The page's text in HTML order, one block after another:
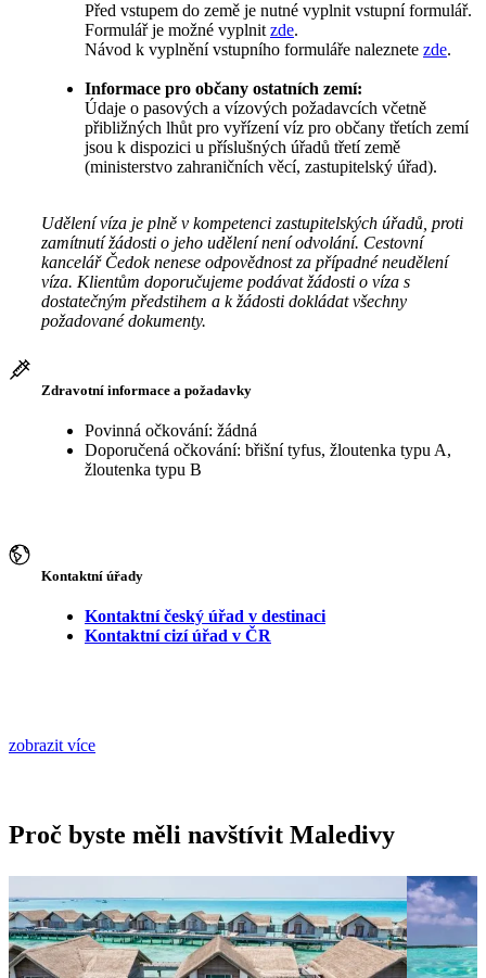
Před vstupem do země je nutné vyplnit vstupní formulář.
Formulář je možné vyplnit zde.
Návod k vyplnění vstupního formuláře naleznete zde.
Informace pro občany ostatních zemí:
Údaje o pasových a vízových požadavcích včetně
přibližných lhůt pro vyřízení víz pro občany třetích zemí
jsou k dispozici u příslušných úřadů třetí země
(ministerstvo zahraničních věcí, zastupitelský úřad).
Udělení víza je plně v kompetenci zastupitelských úřadů, proti
zamítnutí žádosti o jeho udělení není odvolání. Cestovní
kancelář Čedok nenese odpovědnost za případné neudělení
víza. Klientům doporučujeme podávat žádosti o víza s
dostatečným předstihem a k žádosti dokládat všechny
požadované dokumenty.
Zdravotní informace a požadavky
Povinná očkování: žádná
Doporučená očkování: břišní tyfus, žloutenka typu A,
žloutenka typu B
Kontaktní úřady
Kontaktní český úřad v destinaci
Kontaktní cizí úřad v ČR
zobrazit více
Proč byste měli navštívit Maledivy